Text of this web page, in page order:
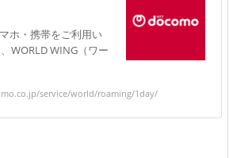
ホ・携帯をご利用い
WORLD WING（ワー
service/world/roaming/1day/